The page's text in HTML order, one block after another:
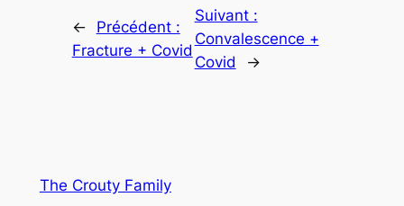
←
Précédent :
Fracture + Covid
Suivant :
Convalescence +
Covid
→
The Crouty Family